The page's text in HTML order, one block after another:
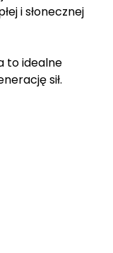
i słonecznej
to idealne
sił.